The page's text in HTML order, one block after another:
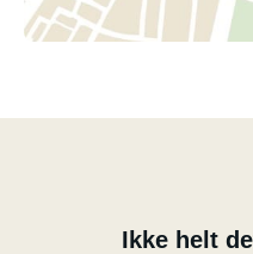
Ikke helt